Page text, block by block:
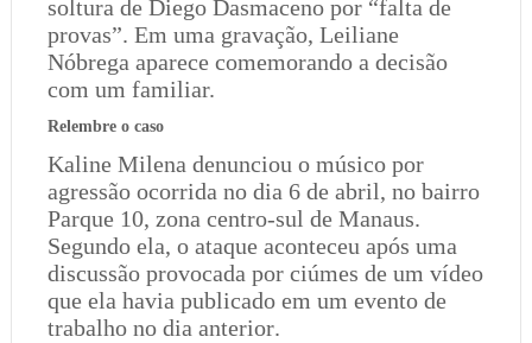
soltura de Diego Dasmaceno por “falta de
provas”. Em uma gravação, Leiliane
Nóbrega aparece comemorando a decisão
com um familiar.
Relembre o caso
Kaline Milena denunciou o músico por
agressão ocorrida no dia 6 de abril, no bairro
Parque 10, zona centro-sul de Manaus.
Segundo ela, o ataque aconteceu após uma
discussão provocada por ciúmes de um vídeo
que ela havia publicado em um evento de
trabalho no dia anterior.